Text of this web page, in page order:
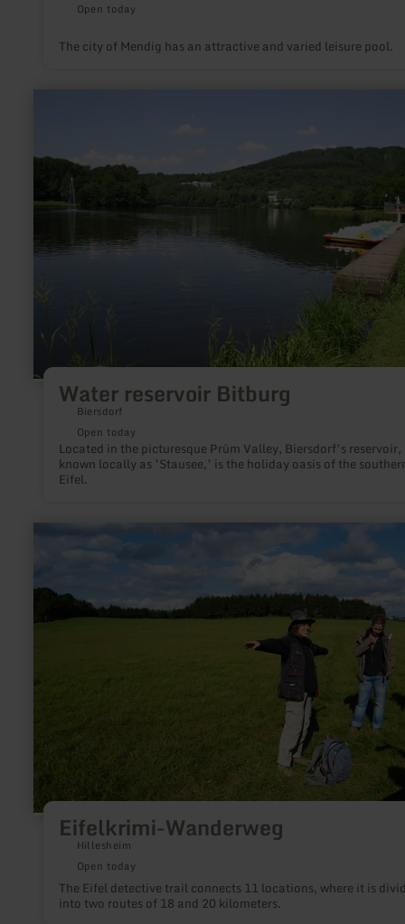
Open today
The city of Mendig has an attractive and varied leisure pool.
Water reservoir Bitburg
Biersdorf
Open today
Located in the picturesque Prüm Valley, Biersdorf’s reservoir,
known locally as ’Stausee,’ is the holiday oasis of the
Eifel.
reservoir
Bitburg
Eifelkrimi-Wanderweg
Hillesheim
Open today
The Eifel detective trail connects 11 locations, where it is
Wanderweg